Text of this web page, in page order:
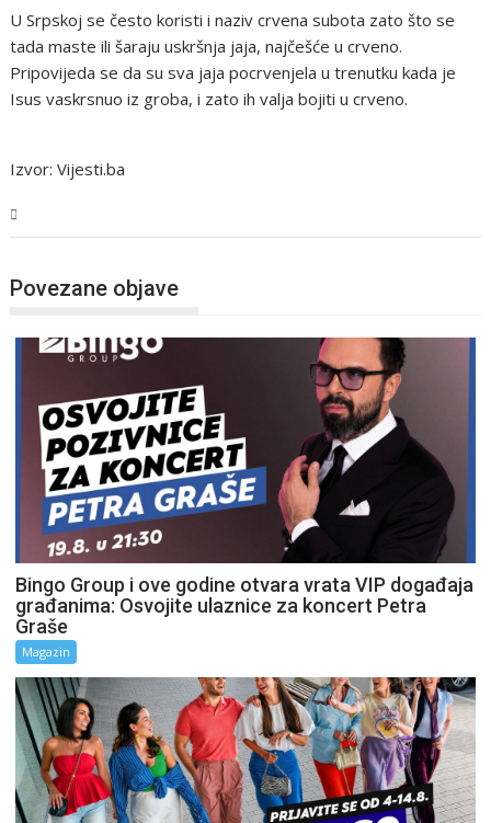
U Srpskoj se često koristi i naziv crvena subota zato što se
tada maste ili šaraju uskršnja jaja, najčešće u crveno.
Pripovijeda se da su sva jaja pocrvenjela u trenutku kada je
Isus vaskrsnuo iz groba, i zato ih valja bojiti u crveno.
Izvor: Vijesti.ba
Povezane objave
Bingo Group i ove godine otvara vrata VIP događaja
građanima: Osvojite ulaznice za koncert Petra
Graše
Magazin